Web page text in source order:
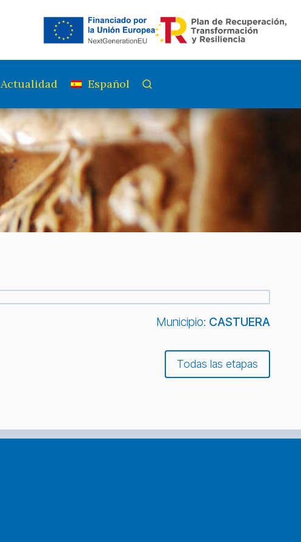
Actualidad Español
Municipio: CASTUERA
Todas las etapas